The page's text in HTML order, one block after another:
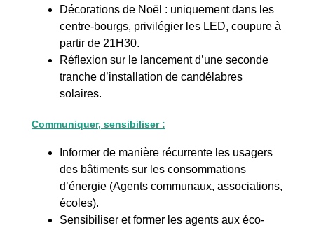
Décorations de Noël : uniquement dans les
centre-bourgs, privilégier les LED, coupure à
partir de 21H30.
Réflexion sur le lancement d’une seconde
tranche d’installation de candélabres
solaires.
Communiquer, sensibiliser :
Informer de manière récurrente les usagers
des bâtiments sur les consommations
d’énergie (Agents communaux, associations,
écoles).
Sensibiliser et former les agents aux éco-